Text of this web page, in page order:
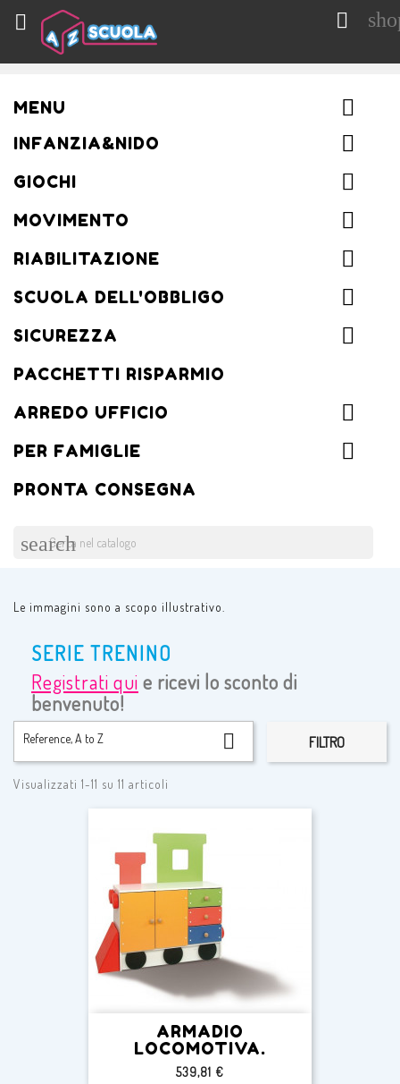
 
MENU
INFANZIA&NIDO
GIOCHI
MOVIMENTO
RIABILITAZIONE
SCUOLA DELL'OBBLIGO
SICUREZZA
PACCHETTI RISPARMIO
ARREDO UFFICIO
PER FAMIGLIE
PRONTA CONSEGNA
search
Le immagini sono a scopo illustrativo.
SERIE TRENINO
Registrati qui e ricevi lo sconto di
benvenuto!
Reference, A to Z  FILTRO
Visualizzati 1-11 su 11 articoli
ARMADIO
LOCOMOTIVA.
Prezzo
539,81 €